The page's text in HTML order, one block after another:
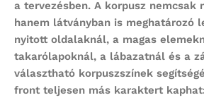
a tervezésben. A korpusz nemcsak
hanem látványban is meghatározó
nyitott oldalaknál, a magas
takarólapoknál, a lábazatnál és a
választható korpuszszínek
front teljesen más karaktert